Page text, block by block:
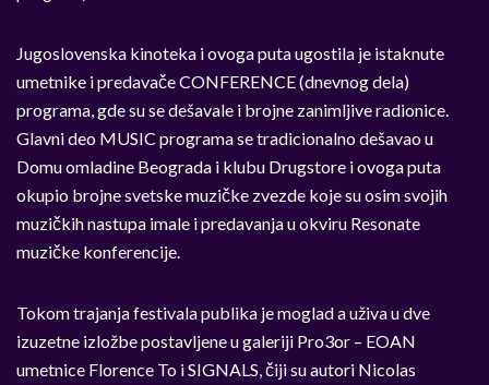
Jugoslovenska kinoteka i ovoga puta ugostila je istaknute
umetnike i predavače CONFERENCE (dnevnog dela)
programa, gde su se dešavale i brojne zanimljive radionice.
Glavni deo MUSIC programa se tradicionalno dešavao u
Domu omladine Beograda i klubu Drugstore i ovoga puta
okupio brojne svetske muzičke zvezde koje su osim svojih
muzičkih nastupa imale i predavanja u okviru Resonate
muzičke konferencije.
Tokom trajanja festivala publika je moglad a uživa u dve
izuzetne izložbe postavljene u galeriji Pro3or – EOAN
umetnice Florence To i SIGNALS, čiji su autori Nicolas